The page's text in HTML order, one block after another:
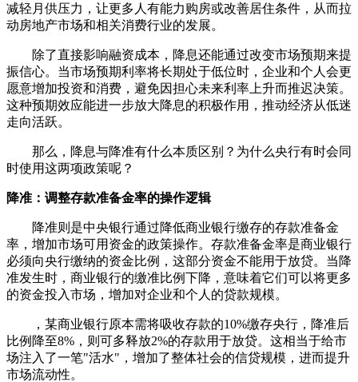
减轻月供压力，让更多人有能力购房或改善居住条件，从而拉
动房地产市场和相关消费行业的发展。
除了直接影响融资成本，降息还能通过改变市场预期来提
振信心。当市场预期利率将长期处于低位时，企业和个人会更
愿意增加投资和消费，避免因担心未来利率上升而推迟决策。
这种预期效应能进一步放大降息的积极作用，推动经济从低迷
走向活跃。
那么，降息与降准有什么本质区别？为什么央行有时会同
时使用这两项政策呢？
降准：调整存款准备金率的操作逻辑
降准则是中央银行通过降低商业银行缴存的存款准备金
率，增加市场可用资金的政策操作。存款准备金率是商业银行
必须向央行缴纳的资金比例，这部分资金不能用于放贷。当降
准发生时，商业银行的缴准比例下降，意味着它们可以将更多
的资金投入市场，增加对企业和个人的贷款规模。
，某商业银行原本需将吸收存款的10%缴存央行，降准后
比例降至8%，则可多释放2%的存款用于放贷。这相当于给市
场注入了一笔"活水"，增加了整体社会的信贷规模，进而提升
市场流动性。